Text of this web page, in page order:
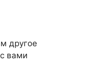
другое
вами